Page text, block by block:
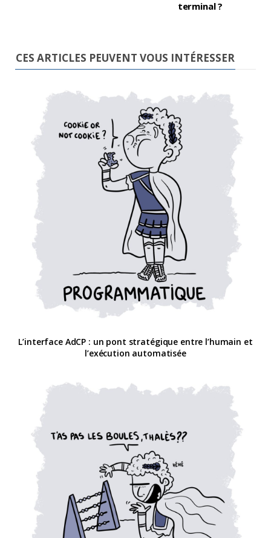
terminal ?
CES ARTICLES PEUVENT VOUS INTÉRESSER
L’interface AdCP : un pont stratégique entre l’humain et
l’exécution automatisée